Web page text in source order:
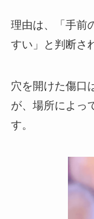
理由は、「手前
すい」と判断さ
穴を開けた傷口
が、場所によっ
す。